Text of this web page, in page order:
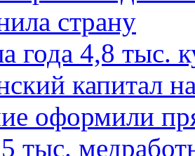
страну
года 4,8 тыс.
капитал
оформили
тыс.